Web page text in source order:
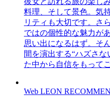
料理、そして景色。気
リティも大切です。さ
ではの個性的な魅力が
思い出になるはず。そ
間を演出する“ハズさ
た中から自信をもって
Web LEON